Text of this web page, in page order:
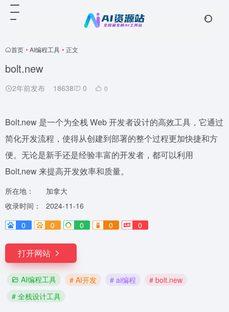
首页 • AI编程工具 • 正文
bolt.new
2年前发布 18638 0 0
Bolt.new 是一个为全栈 Web 开发者设计的高效工具，它通过
简化开发流程，使得从创建到部署的整个过程更加快捷和方
便。无论是新手还是经验丰富的开发者，都可以利用
Bolt.new 来提高开发效率和质量。
所在地：
加拿大
收录时间：
2024-11-16
0
0 0 0 0
打开网站
AI编程工具 # AI开发 # ai编程
# bolt.new
# 全栈设计工具